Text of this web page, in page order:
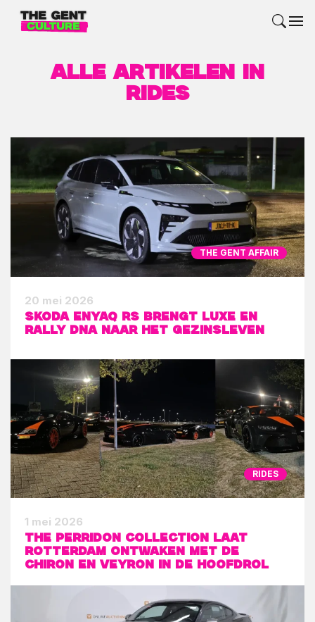
Alle artikelen in
Rides
THE GENT AFFAIR
20 mei 2026
Skoda Enyaq RS brengt luxe en
rally DNA naar het gezinsleven
RIDES
1 mei 2026
The Perridon Collection laat
Rotterdam ontwaken met de
Chiron en Veyron in de hoofdrol